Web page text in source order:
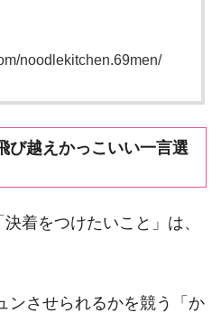
noodlekitchen.69men/
び越えかっこいい一言選
着をつけたいこと」は、
ンさせられるかを競う「か